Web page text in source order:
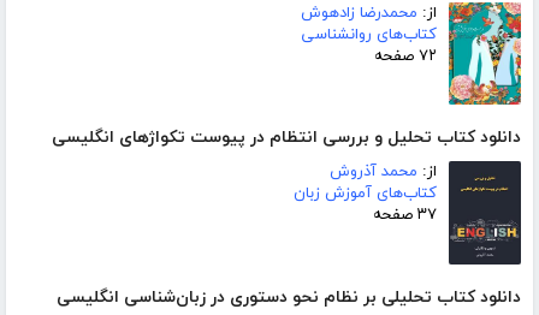
از: محمدرضا زادهوش
کتاب‌های روانشناسی
۷۲ صفحه
دانلود کتاب تحلیل و بررسی انتظام در پیوست تکواژهای انگلیسی
از: محمد آذروش
کتاب‌های آموزش زبان
۳۷ صفحه
دانلود کتاب تحلیلی بر نظام نحو دستوری در زبان‌شناسی انگلیسی